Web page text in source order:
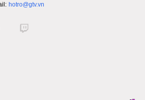
hotro@gtv.vn